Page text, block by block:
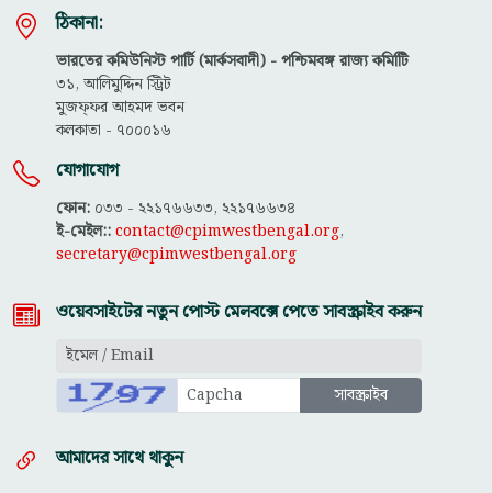
ঠিকানা:
ভারতের কমিউনিস্ট পার্টি (মার্কসবাদী) - পশ্চিমবঙ্গ রাজ্য কমিটিি
৩১, আলিমুদ্দিন স্ট্রিট
মুজফ্ফ‌র আহমদ ভবন
কলকাতা - ৭০০০১৬
যোগাযোগ
ফোন: ০৩৩ - ২২১৭৬৬৩৩, ২২১৭৬৬৩৪
ই-মেইল::contact@cpimwestbengal.org,
secretary@cpimwestbengal.org
ওয়েবসাইটের নতুন পোস্ট মেলবক্সে পেতে সাবস্ক্রাইব করুন
আমাদের সাথে থাকুন